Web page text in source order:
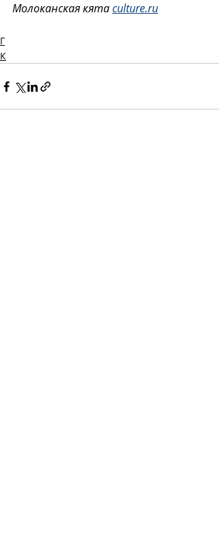
Молоканская кята culture.ru
Г
К